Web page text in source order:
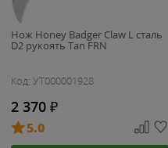
Нож Honey Badger Claw L сталь
D2 рукоять Tan FRN
Код: УТ000001928
2 370 ₽
5.0